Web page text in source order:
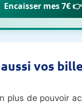
Encaisser mes 7€ 👉
vos
plus de pouvoir